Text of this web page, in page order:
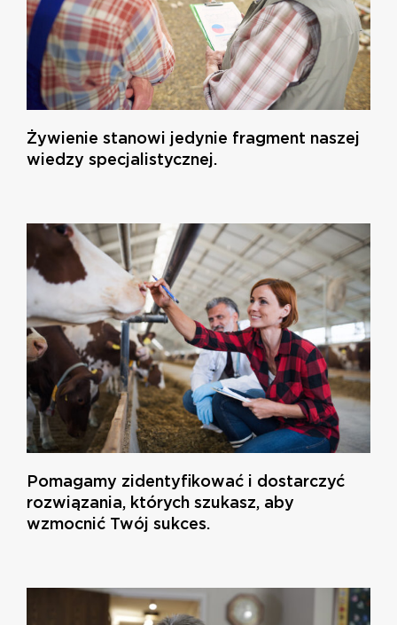
Żywienie stanowi jedynie fragment naszej
wiedzy specjalistycznej.
Pomagamy zidentyfikować i dostarczyć
rozwiązania, których szukasz, aby
wzmocnić Twój sukces.